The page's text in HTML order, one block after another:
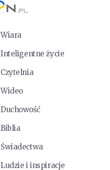
Wiara
Inteligentne życie
Czytelnia
Wideo
Duchowość
Biblia
Świadectwa
Ludzie i inspiracje